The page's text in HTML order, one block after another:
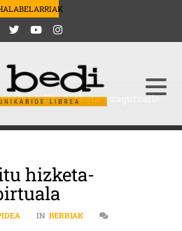
| Aditu hizketa-ezagutzaile
hizketa-
IN BERRIAK
| ADITU HIZKETA-EZAGUTZAILE BIRTUALA